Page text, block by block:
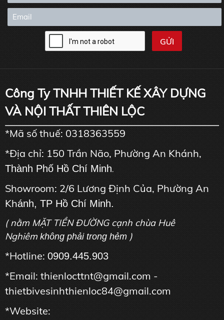
Công Ty TNHH THIẾT KẾ XÂY DỰNG
VÀ NỘI THẤT THIÊN LỘC
*Mã số thuế: 0318363559
*Địa chỉ: 150 Trần Não, Phường An Khánh,
Thành Phố Hồ Chí Minh.
Showroom: 2/6 Lương Định Của, Phường An
Khánh, TP Hồ Chí Minh.
( nằm MẶT TIỀN ĐƯỜNG cạnh chùa Huê
Nghiêm không phải trong hẻm )
*Hotline: 0909.445.903
*Email: thienlocttnt@gmail.com -
thietbivesinhthienloc84@gmail.com
*Website: